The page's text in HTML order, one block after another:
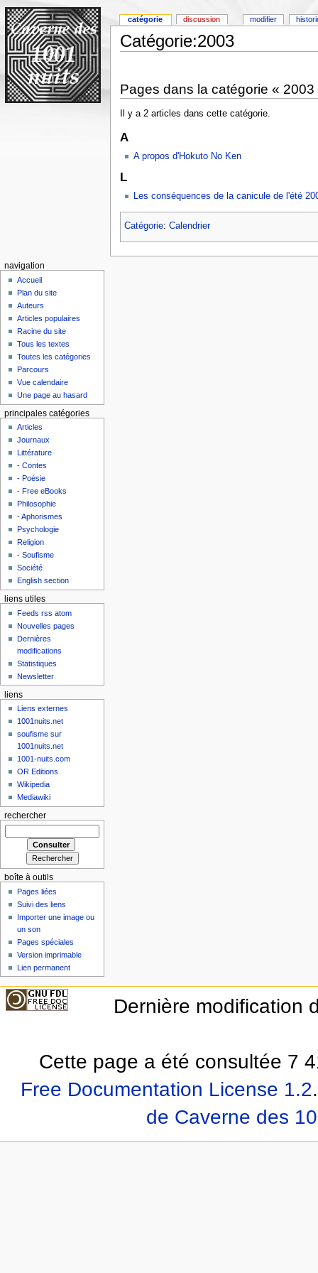
Catégorie:2003
Pages dans la catégorie « 2003
Il y a 2 articles dans cette catégorie.
A
A propos d'Hokuto No Ken
L
Les conséquences de la canicule de l'été
Catégorie: Calendrier
catégorie discussion modifier
navigation
Accueil
Plan du site
Auteurs
Articles populaires
Racine du site
Tous les textes
Toutes les catégories
Parcours
Vue calendaire
Une page au hasard
principales catégories
Articles
Journaux
Littérature
- Contes
- Poésie
- Free eBooks
Philosophie
- Aphorismes
Psychologie
Religion
- Soufisme
Société
English section
liens utiles
Feeds rss atom
Nouvelles pages
Dernières
modifications
Statistiques
Newsletter
liens
Liens externes
1001nuits.net
soufisme sur
1001nuits.net
1001-nuits.com
OR Editions
Wikipedia
Mediawiki
rechercher
boîte à outils
Pages liées
Suivi des liens
Importer une image ou
un son
Pages spéciales
Version imprimable
Lien permanent
Dernière modification
Cette page a été consultée 7
Free Documentation License 1.2.
de Caverne des